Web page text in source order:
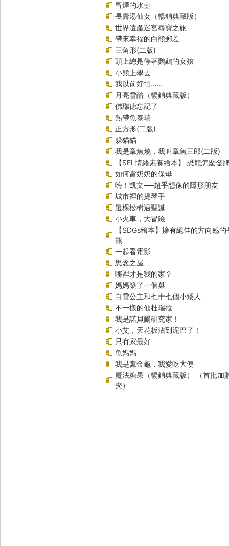
冒煙的水壺
長壽湯仙女（暢銷典藏版）
世界遺產迷宮尋寶之旅
帶來幸福的白熊郵差
三角形(二版)
頭上總是停著鸚鵡的女孩
小熊上學去
我以前好怕……
月亮雪酪（暢銷典藏版）
佛瑞德忘記了
熱帶魚泰瑞
正方形(二版)
躲貓貓
我是章魚燒，我叫章魚三郎(二版)
【SEL情緒素養繪本】 恐龍怎麼發
如何當奶奶的保母
嗨！凱文──超乎想像的隱形朋友
城市裡的提琴手
選棵松樹過聖誕
小火車，大冒險
【SDGs繪本】擁有絕佳的方向感
熊
一起看電影
思念之屋
哪裡才是我的家？
媽媽築了一個巢
白雪公主和七十七個小矮人
不一樣的仙杜瑞拉
我是諾貝爾研究家！
小艾，天花板沾到泥巴了！
只有家最好
魚媽媽
我是糞金龜，我愛吃大便
魔法糖果（暢銷典藏版） （首批加
夾）